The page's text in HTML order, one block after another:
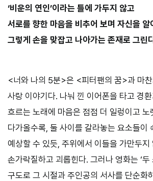
‘비운의 연인’이라는 틀에 가두지 않고
서로를 향한 마음을 비추어 보며 자신을 알
그렇게 손을 맞잡고 나아가는 존재로 그린
<너와 나의 5분>은 <피터팬의 꿈>과 마
사랑 이야기다. 나눠 낀 이어폰을 타고 경
흐르는 노래에 마음은 점점 더 일렁이고 노
다가올수록, 둘 사이를 갈라놓는 요소들이
예상할 수 있듯, 주위에서 이들을 가만두지
손가락질하고 괴롭힌다. 그러나 영화는 ‘두
구도로 그 시절과 주인공의 서사를 단순화